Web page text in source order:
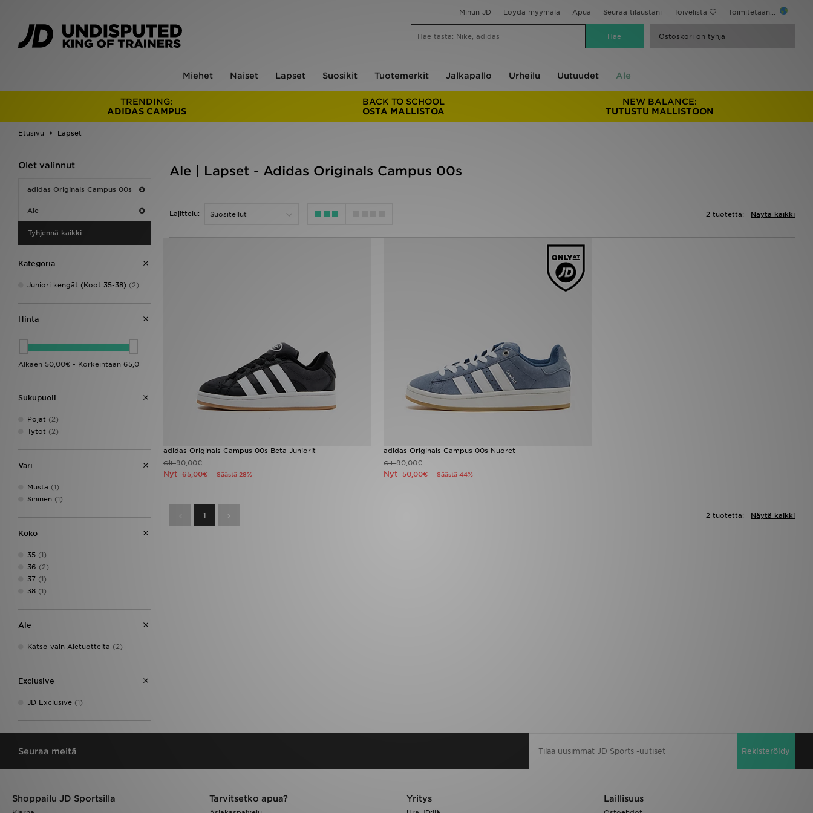
Minun JD Löydä myymälä Apua Seuraa tilaustani Toivelista Toimitetaan...
Ostoskori on tyhjä
Miehet Naiset Lapset Suosikit Tuotemerkit Jalkapallo Urheilu Uutuudet Ale
TRENDING:
ADIDAS CAMPUS
BACK TO SCHOOL
OSTA MALLISTOA
NEW BALANCE:
TUTUSTU MALLISTOON
Etusivu Lapset
Olet valinnut
adidas Originals Campus 00s
Ale
Tyhjennä kaikki
Kategoria
Juniori kengät (Koot 35-38) (2)
Hinta
Sukupuoli
Pojat (2)
Tytöt (2)
Väri
Musta (1)
Sininen (1)
Koko
35 (1)
36 (2)
37 (1)
38 (1)
Ale
Katso vain Aletuotteita (2)
Exclusive
JD Exclusive (1)
Ale | Lapset - Adidas Originals Campus 00s
Lajittelu: Näytä kaikki
2 tuotetta:
adidas Originals Campus 00s Beta Juniorit
Oli90,00€
Nyt 65,00€ Säästä 28%
adidas Originals Campus 00s Nuoret
Oli90,00€
Nyt 50,00€ Säästä 44%
1 Näytä kaikki
2 tuotetta:
Seuraa meitä Rekisteröidy
Shoppailu JD Sportsilla Tarvitsetko apua? Yritys Laillisuus